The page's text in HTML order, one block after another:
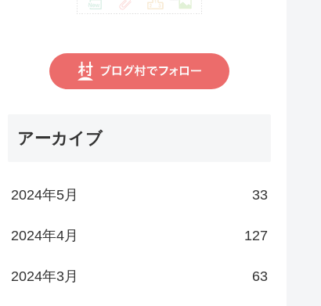
アーカイブ
2024年5月 33
2024年4月 127
2024年3月 63